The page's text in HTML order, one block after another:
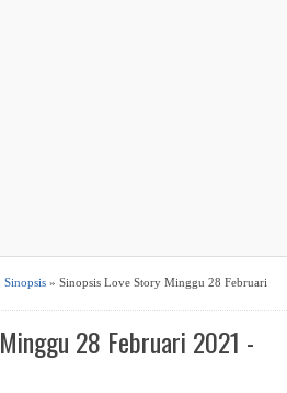
Sinopsis » Sinopsis Love Story Minggu 28 Februari
28 Februari 2021 -